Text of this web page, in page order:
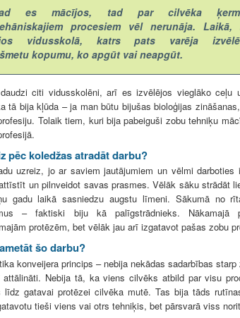
es mācījos, tad par cilvēka
procesiem vēl nerunāja. Laikā,
vidusskolā, katrs pats varēja
kopumu, ko apgūt vai neapgūt.
citi vidusskolēni, arī es izvēlējos vieglāko ceļu
tā bija kļūda – ja man būtu bijušas bioloģijas
Tolaik tiem, kuri bija pabeiguši zobu tehniķu
pēc koledžas atradāt darbu?
uzreiz, jo ar saviem jautājumiem un vēlmi
un pilnveidot savas prasmes. Vēlāk sāku strādāt
gadu laikā sasniedzu augstu līmeni. Sākumā no
– faktiski biju kā palīgstrādnieks. Nākamajā
protēzēm, bet vēlāk jau arī izgatavot pašas zobu
šo darbu?
konveijera princips – nebija nekādas sadarbības
attālināti. Nebija tā, ka viens cilvēks atbild par visu
līdz gatavai protēzei cilvēka mutē. Tas bija tāds
tieši viens vai otrs tehniķis, bet pārsvarā viss